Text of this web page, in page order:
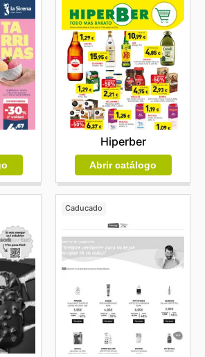
Hiperber
Abrir catálogo
Caducado